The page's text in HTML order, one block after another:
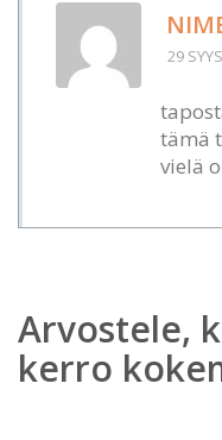
29
tämä
vielä
Arvostele,
kerro